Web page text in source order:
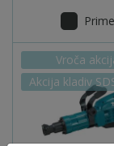
Vroča
Akcija kladiv